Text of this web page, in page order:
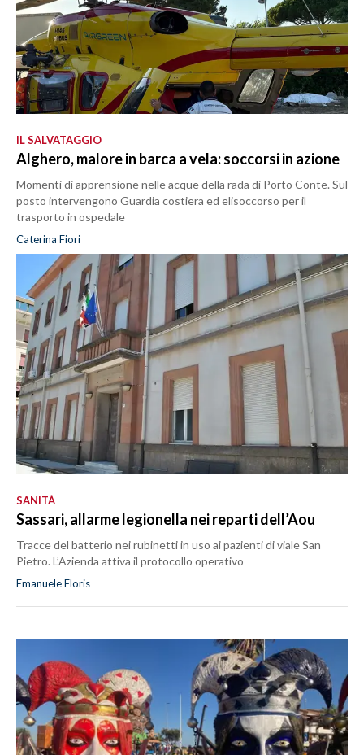
IL SALVATAGGIO
Alghero, malore in barca a vela: soccorsi in azione
Momenti di apprensione nelle acque della rada di Porto Conte. Sul
posto intervengono Guardia costiera ed elisoccorso per il
trasporto in ospedale
Caterina Fiori
SANITÀ
Sassari, allarme legionella nei reparti dell’Aou
Tracce del batterio nei rubinetti in uso ai pazienti di viale San
Pietro. L’Azienda attiva il protocollo operativo
Emanuele Floris